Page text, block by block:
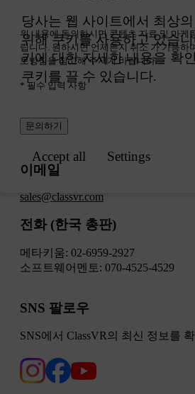
위 내용에 동의하시면 콘텐츠 자료 및 마케
립니다. 원하시면 언제든지 취소 가 가능하
보방침을 참고해 주시기 바랍니다.
* 필수 입력 사항
문의하기
이메일
sales@classvr.com
전화 (한국 총판)
메타키움: 02-6959-2927
소프트웨어멘토: 070-4525-4529
SNS 팔로우
SNS에서 ClassVR의 최신 정보를